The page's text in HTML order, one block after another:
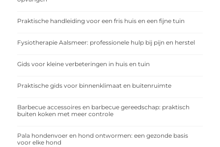
Praktische handleiding voor een fris huis en een fijne tuin
Fysiotherapie Aalsmeer: professionele hulp bij pijn en herstel
Gids voor kleine verbeteringen in huis en tuin
Praktische gids voor binnenklimaat en buitenruimte
Barbecue accessoires en barbecue gereedschap: praktisch
buiten koken met meer controle
Pala hondenvoer en hond ontwormen: een gezonde basis
voor elke hond